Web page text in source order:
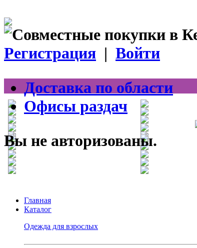
Регистрация | Войти
Доставка по области
Офисы раздач
Вы не авторизованы.
Главная
Каталог
Одежда для взрослых